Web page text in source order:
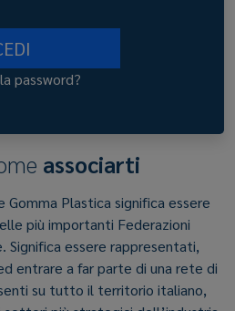
password?
associarti
Gomma Plastica significa essere
più importanti Federazioni
Significa essere rappresentati,
entrare a far parte di una rete di
su tutto il territorio italiano,